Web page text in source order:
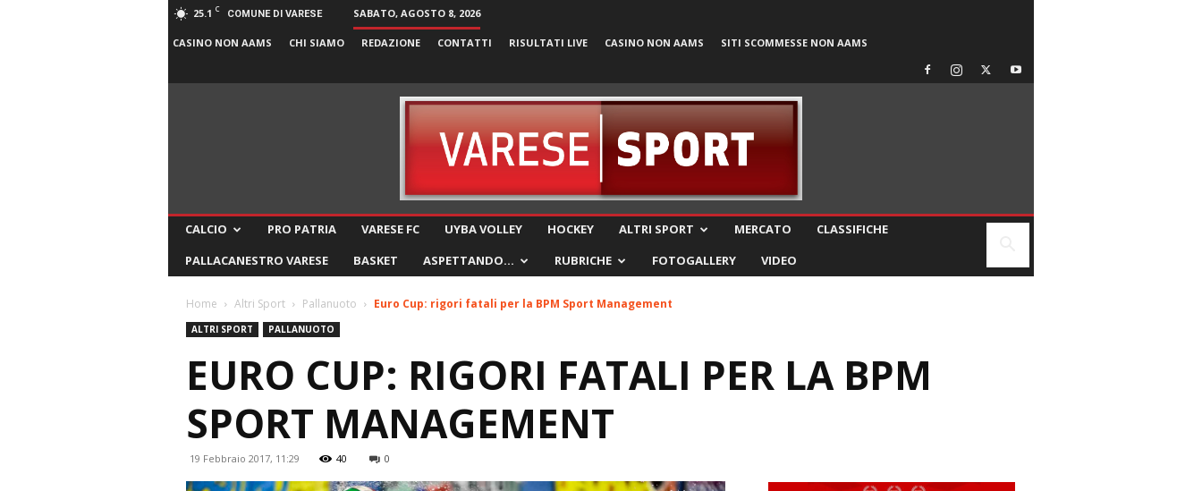
25.1 C COMUNE DI VARESE SABATO, AGOSTO 8, 2026
CASINO NON AAMS CHI SIAMO REDAZIONE CONTATTI RISULTATI LIVE CASINO NON AAMS SITI SCOMMESSE NON AAMS
CALCIO PRO PATRIA VARESE FC UYBA VOLLEY HOCKEY ALTRI SPORT MERCATO
CLASSIFICHE
PALLACANESTRO VARESE
BASKET ASPETTANDO… RUBRICHE FOTOGALLERY VIDEO
Home Altri Sport Pallanuoto Euro Cup: rigori fatali per la BPM Sport Management
ALTRI SPORT PALLANUOTO
EURO CUP: RIGORI FATALI PER LA BPM
SPORT MANAGEMENT
19 Febbraio 2017, 11:29 40 0